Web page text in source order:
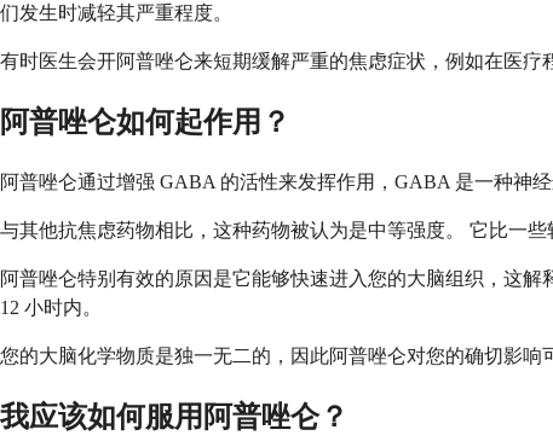
们发生时减轻其严重程度。
有时医生会开阿普唑仑来短期缓解严重的焦虑症状，例如在医
阿普唑仑如何起作用？
阿普唑仑通过增强 GABA 的活性来发挥作用，GABA 是一种神
与其他抗焦虑药物相比，这种药物被认为是中等强度。 它比一
阿普唑仑特别有效的原因是它能够快速进入您的大脑组织，这
12 小时内。
您的大脑化学物质是独一无二的，因此阿普唑仑对您的确切影
我应该如何服用阿普唑仑？